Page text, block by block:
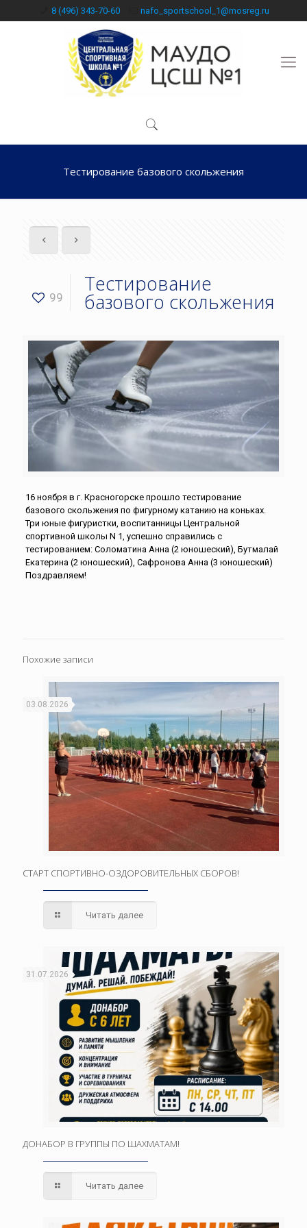
8 (496) 343-70-60 nafo_sportschool_1@mosreg.ru
Тестирование базового скольжения
99
Тестирование
базового скольжения
16 ноября в г. Красногорске прошло тестирование
базового скольжения по фигурному катанию на коньках.
Три юные фигуристки, воспитанницы Центральной
спортивной школы N 1, успешно справились с
тестированием: Соломатина Анна (2 юношеский), Бутмалай
Екатерина (2 юношеский), Сафронова Анна (3 юношеский)
Поздравляем!
Похожие записи
03.08.2026
СТАРТ СПОРТИВНО-ОЗДОРОВИТЕЛЬНЫХ СБОРОВ!
Читать далее
31.07.2026
ДОНАБОР В ГРУППЫ ПО ШАХМАТАМ!
Читать далее